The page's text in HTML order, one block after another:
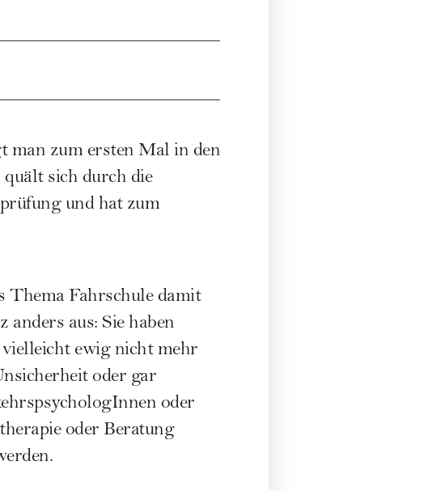
man zum ersten Mal in den
sich durch die
und hat zum
Thema Fahrschule damit
aus: Sie haben
ewig nicht mehr
oder gar
oder
oder Beratung